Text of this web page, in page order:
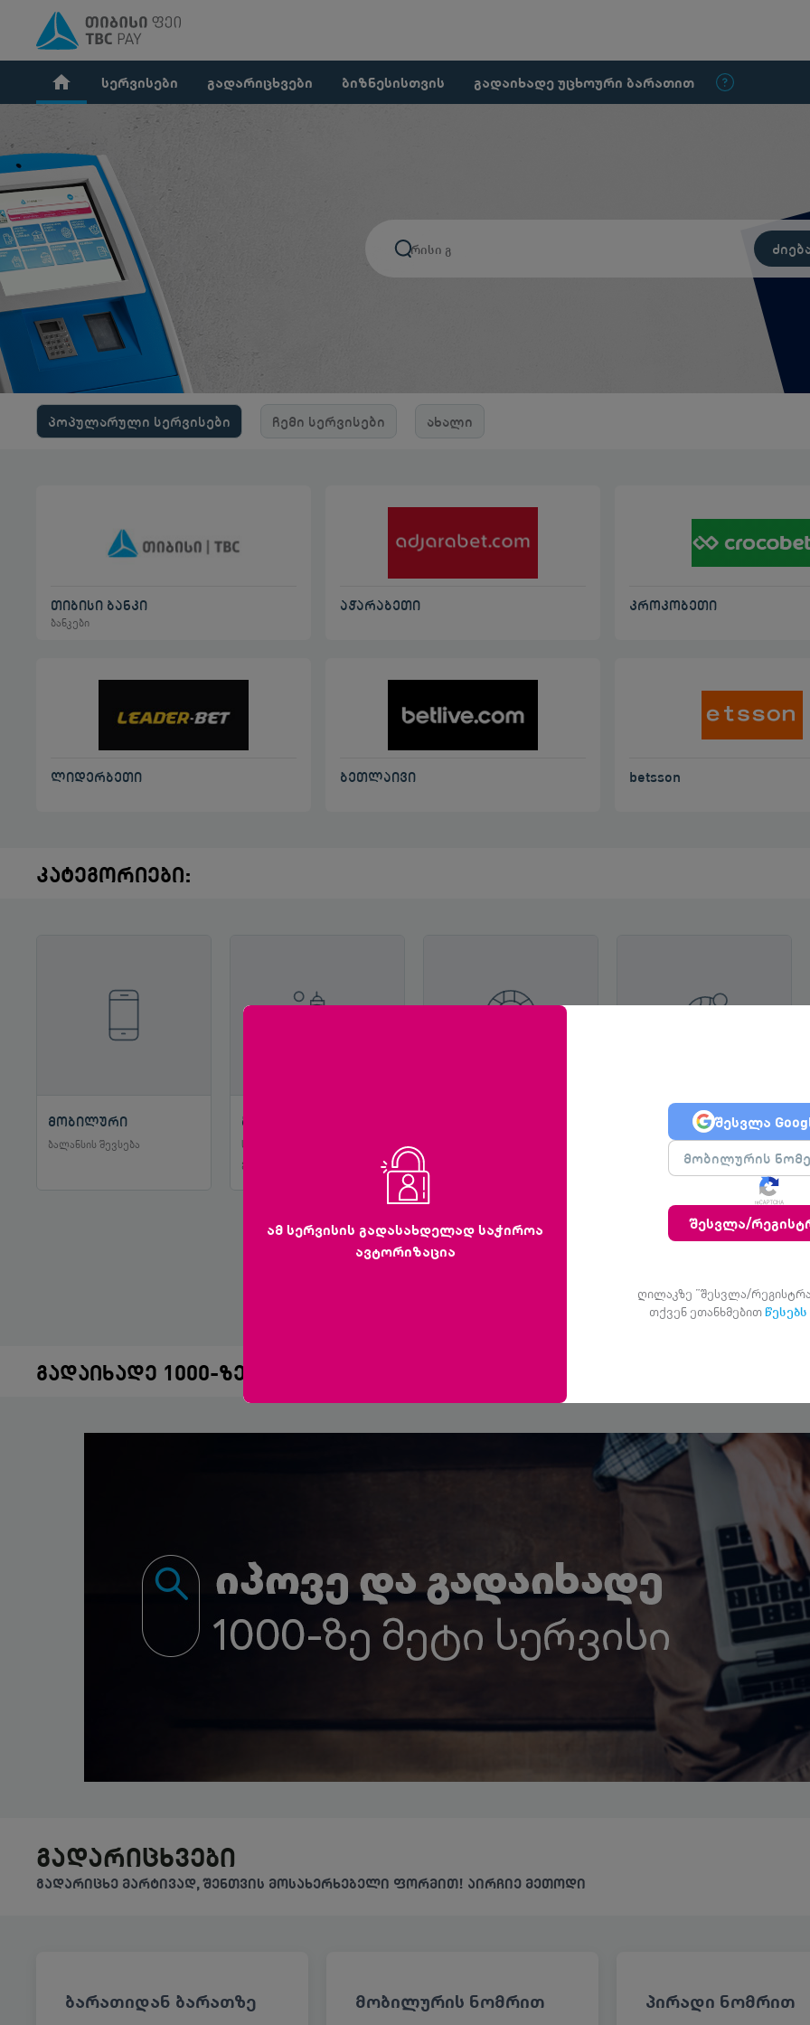
ამ სერვისის გადასახდელად საჭიროა
ავტორიზაცია
შესვლა
შესვლა/
ღილაკზე ”შესვლა/
თქვენ ეთანხმებით
home სერვისები გადარიცხვები ბიზნესისთვის გადაიხადე უცხოური ბარათით
რისი გადახდა გსუ
პოპულარული სერვისები ჩემი სერვისები ახალი
თიბისი ბანკი
ბანკები
აჭარაბეთი კროკობეთი
ლიდერბეთი ბეთლაივი betsson
კატეგორიები:
მობილური
ბალანსის შევსება
ბანკები,
სხვა ფინანსური
მომსახურება
ინტერნეტი
ტელეფონი ტელევიზია
გადაიხადე 1000-ზე მეტი სერვისი
გადარიცხვები
გადარიცხე მარტივად, შენთვის მოსახერხებელი ფორმით! აირჩიე მეთოდი
ბარათიდან ბარათზე მობილურის ნომრით პირადი ნომრით